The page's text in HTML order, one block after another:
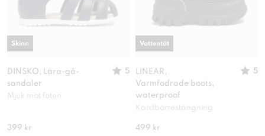
DINSKO, Lära-gå-
sandaler
5
Mjuk mot foten
399 kr
Skinn
LINEAR,
Varmfodrade boots,
waterproof
5
Kardborrestängning
499 kr
Vattentät